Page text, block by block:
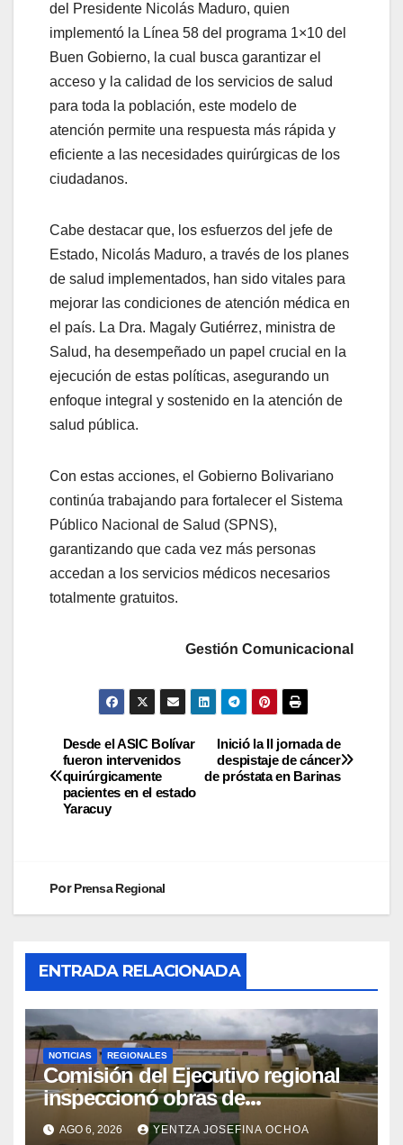
del Presidente Nicolás Maduro, quien
implementó la Línea 58 del programa 1×10 del
Buen Gobierno, la cual busca garantizar el
acceso y la calidad de los servicios de salud
para toda la población, este modelo de
atención permite una respuesta más rápida y
eficiente a las necesidades quirúrgicas de los
ciudadanos.
Cabe destacar que, los esfuerzos del jefe de
Estado, Nicolás Maduro, a través de los planes
de salud implementados, han sido vitales para
mejorar las condiciones de atención médica en
el país. La Dra. Magaly Gutiérrez, ministra de
Salud, ha desempeñado un papel crucial en la
ejecución de estas políticas, asegurando un
enfoque integral y sostenido en la atención de
salud pública.
Con estas acciones, el Gobierno Bolivariano
continúa trabajando para fortalecer el Sistema
Público Nacional de Salud (SPNS),
garantizando que cada vez más personas
accedan a los servicios médicos necesarios
totalmente gratuitos.
Gestión Comunicacional
Inició la II jornada de
despistaje de cáncer
de próstata en Barinas
Desde el ASIC Bolívar
fueron intervenidos
quirúrgicamente
pacientes en el estado
Yaracuy
PorPrensa Regional
ENTRADA RELACIONADA
NOTICIAS REGIONALES
Comisión del Ejecutivo regional
inspeccionó obras de
recuperación en la Maternidad
AGO 6, 2026 YENTZA JOSEFINA OCHOA